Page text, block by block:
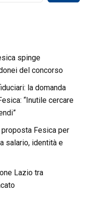
spinge
del concorso
la domanda
“Inutile cercare
Fesica per
salario, identità e
Lazio tra